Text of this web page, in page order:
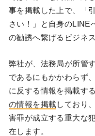
事を掲載した上で、「
さい！」と自身のLINE
の勧誘へ繋げるビジネ
弊社が、法務局が所管
であるにもかかわらず
に反する情報を掲載する
の情報を掲載しており
害罪が成立する重大な
在します。